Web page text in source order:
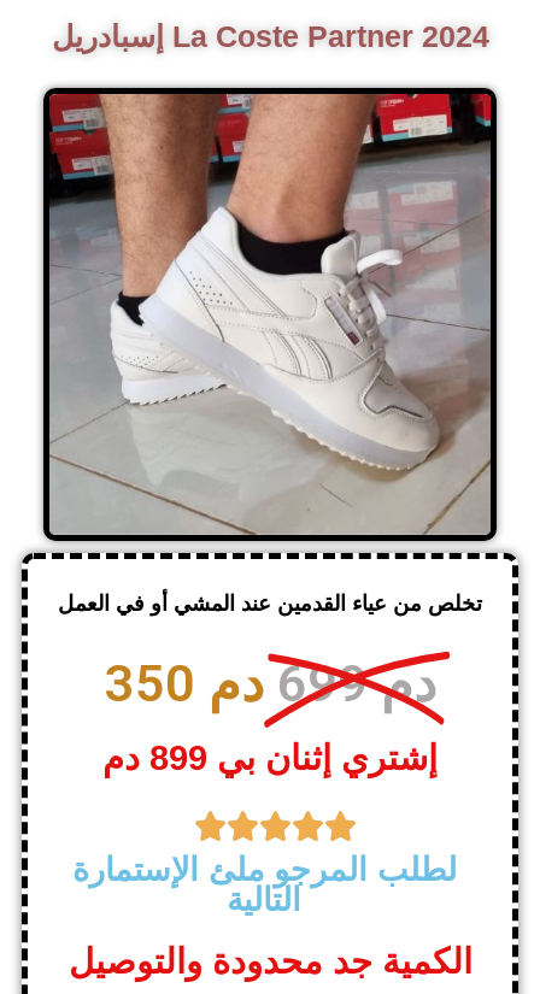
إسبادريل La Coste Partner 2024
تخلص من عياء القدمين عند المشي أو في العمل
350 دم 699 دم
إشتري إثنان بي 899 دم

لطلب المرجو ملئ الإستمارة
التالية
الكمية جد محدودة والتوصيل